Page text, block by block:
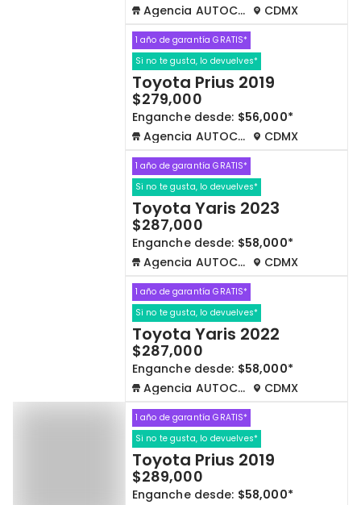
Agencia AUTOCOM
CDMX
1 año de garantía GRATIS*
Si no te gusta, lo devuelves*
Toyota Prius 2019
$279,000
Enganche desde: $56,000*
Agencia AUTOCOM
CDMX
1 año de garantía GRATIS*
Si no te gusta, lo devuelves*
Toyota Yaris 2023
$287,000
Enganche desde: $58,000*
Agencia AUTOCOM
CDMX
1 año de garantía GRATIS*
Si no te gusta, lo devuelves*
Toyota Yaris 2022
$287,000
Enganche desde: $58,000*
Agencia AUTOCOM
CDMX
1 año de garantía GRATIS*
Si no te gusta, lo devuelves*
Toyota Prius 2019
$289,000
Enganche desde: $58,000*